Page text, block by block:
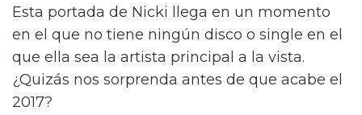
Esta portada de Nicki llega en un momento
en el que no tiene ningún disco o single en el
que ella sea la artista principal a la vista.
¿Quizás nos sorprenda antes de que acabe el
2017?